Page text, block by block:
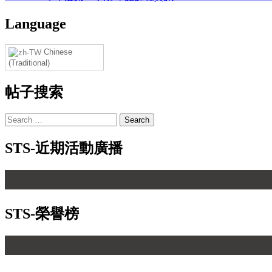
Language
Chinese
(Traditional)
帖子搜索
STS-近期活動廣播
STS-榮譽榜